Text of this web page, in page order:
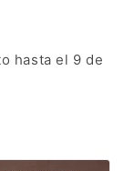
hasta el 9 de